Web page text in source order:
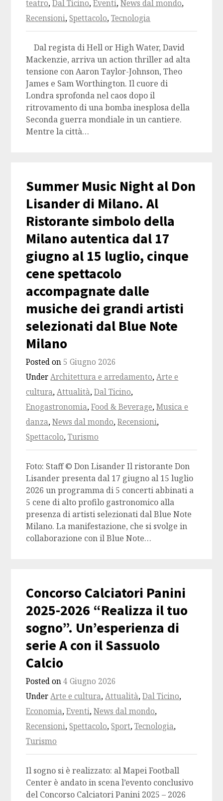
teatro,Dal Ticino,Eventi,News dal mondo,
Recensioni,Spettacolo,Tecnologia
Dal regista di Hell or High Water, David
Mackenzie, arriva un action thriller ad alta
tensione con Aaron Taylor-Johnson, Theo
James e Sam Worthington. Il cuore di
Londra sprofonda nel caos dopo il
ritrovamento di una bomba inesplosa della
Seconda guerra mondiale in un cantiere.
Mentre la città…
Summer Music Night al Don
Lisander di Milano. Al
Ristorante simbolo della
Milano autentica dal 17
giugno al 15 luglio, cinque
cene spettacolo
accompagnate dalle
musiche dei grandi artisti
selezionati dal Blue Note
Milano
Posted on5 Giugno 2026
UnderArchitettura e arredamento,Arte e
cultura,Attualità,Dal Ticino,
Enogastronomia,Food & Beverage,Musica e
danza,News dal mondo,Recensioni,
Spettacolo,Turismo
Foto: Staff © Don Lisander Il ristorante Don
Lisander presenta dal 17 giugno al 15 luglio
2026 un programma di 5 concerti abbinati a
5 cene di alto profilo gastronomico alla
presenza di artisti selezionati dal Blue Note
Milano. La manifestazione, che si svolge in
collaborazione con il Blue Note…
Concorso Calciatori Panini
2025-2026 “Realizza il tuo
sogno”. Un’esperienza di
serie A con il Sassuolo
Calcio
Posted on4 Giugno 2026
UnderArte e cultura,Attualità,Dal Ticino,
Economia,Eventi,News dal mondo,
Recensioni,Spettacolo,Sport,Tecnologia,
Turismo
Il sogno si è realizzato: al Mapei Football
Center è andato in scena l’evento conclusivo
del Concorso Calciatori Panini 2025 – 2026